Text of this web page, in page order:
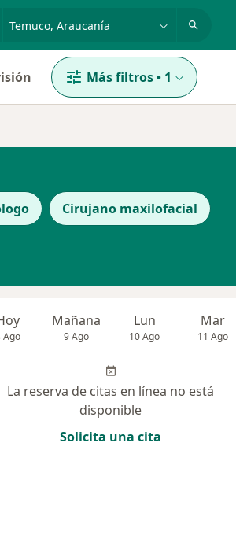
ciudad o comuna
Más filtros• 1
Cirujano maxilofacial
Ago
Mañana
9 Ago
Lun
10 Ago
Mar
11 Ago
La reserva de citas en línea no está
disponible
Solicita una cita